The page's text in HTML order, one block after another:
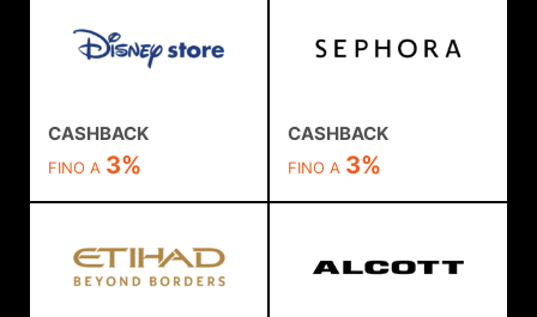
CASHBACK
FINO A 3%
CASHBACK
FINO A 3%